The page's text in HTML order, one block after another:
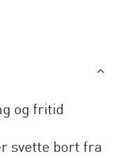
og fritid
svette bort fra